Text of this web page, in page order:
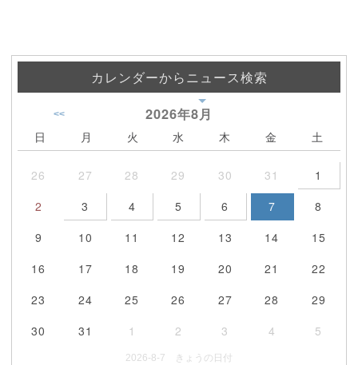
カレンダーからニュース検索
2026年8月
<<
日 月 火 水 木 金 土
26 27 28 29 30 31
1
2
3 4 5 6 7
8
9
10 11 12 13 14
15
16
17 18 19 20 21
22
23
24 25 26 27 28
29
30
31 1 2 3 4 5
2026-8-7 きょうの日付